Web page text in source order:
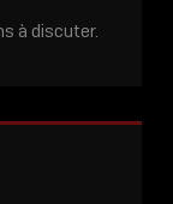
à discuter.